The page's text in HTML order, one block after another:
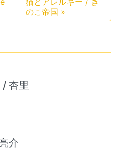
のこ帝国 »
杏里
介